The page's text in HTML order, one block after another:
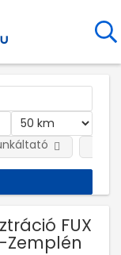
FUX
Zemplén